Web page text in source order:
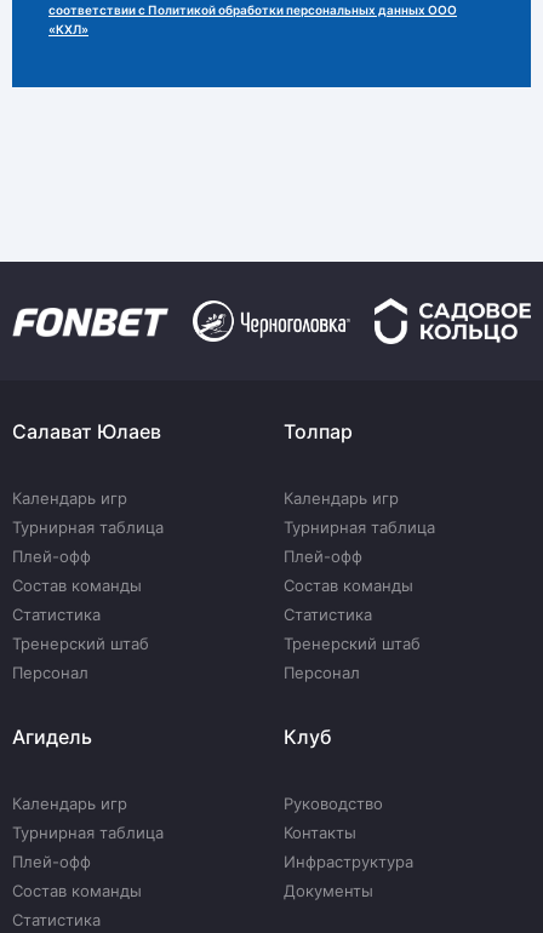
соответствии с Политикой обработки персональных данных ООО
«КХЛ»
Салават Юлаев
Календарь игр
Турнирная таблица
Плей-офф
Состав команды
Статистика
Тренерский штаб
Персонал
Толпар
Календарь игр
Турнирная таблица
Плей-офф
Состав команды
Статистика
Тренерский штаб
Персонал
Агидель
Календарь игр
Турнирная таблица
Плей-офф
Состав команды
Статистика
Клуб
Руководство
Контакты
Инфраструктура
Документы